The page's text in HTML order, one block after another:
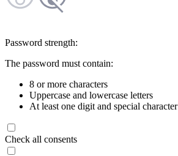
Password strength:
The password must contain:
8 or more characters
Uppercase and lowercase letters
At least one digit and special character
Check all consents